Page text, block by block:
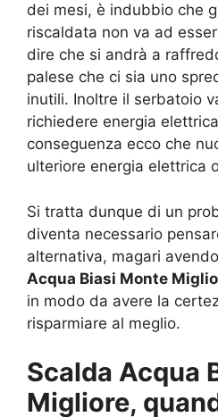
dei mesi, è indubbio che
riscaldata non va ad
dire che si andrà a
palese che ci sia uno
inutili. Inoltre il serbatoio
richiedere energia
conseguenza ecco che
ulteriore energia elettrica
Si tratta dunque di un
diventa necessario
alternativa, magari
Acqua Biasi Monte
in modo da avere la
risparmiare al meglio.
Scalda Acqua
Migliore,